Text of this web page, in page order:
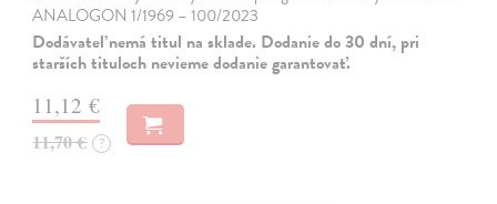
ANALOGON 1/1969 – 100/2023
Dodávateľ nemá titul na sklade. Dodanie do 30 dní, pri
starších tituloch nevieme dodanie garantovať.
11,12 €
11,70 € ?